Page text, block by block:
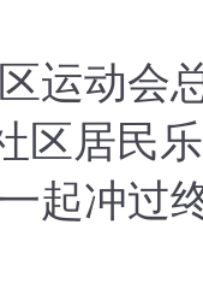
运动会
区居民
起冲过